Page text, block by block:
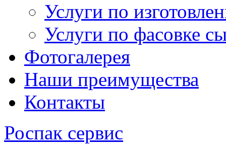
Услуги по
Услуги по фасовке
Фотогалерея
Наши преимущества
Контакты
Роспак сервис